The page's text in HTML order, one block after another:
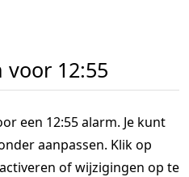
voor 12:55
een 12:55 alarm. Je kunt
aanpassen. Klik op
of wijzigingen op te